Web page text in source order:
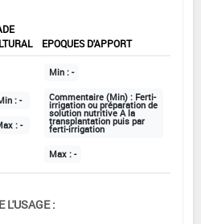
EPOQUES D'APPORT
: -
: -
Min : -
Commentaire (Min) : Ferti-
irrigation ou préparation de
solution nutritive A la
transplantation puis par
ferti-irrigation
Max : -
L'USAGE :